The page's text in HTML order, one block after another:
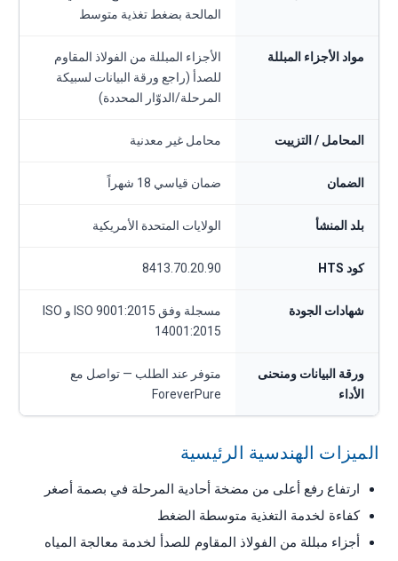
المالحة بضغط تغذية متوسط
مواد الأجزاء المبللة
الأجزاء المبللة من الفولاذ المقاوم
للصدأ (راجع ورقة البيانات لسبيكة
المرحلة/الدوّار المحددة)
المحامل / التزييت محامل غير معدنية
الضمان ضمان قياسي 18 شهراً
بلد المنشأ الولايات المتحدة الأمريكية
كود HTS 8413.70.20.90
شهادات الجودة
مسجلة وفق ISO 9001:2015 و ISO
14001:2015
ورقة البيانات ومنحنى
الأداء
متوفر عند الطلب — تواصل مع
ForeverPure
الميزات الهندسية الرئيسية
ارتفاع رفع أعلى من مضخة أحادية المرحلة في بصمة أصغر
كفاءة لخدمة التغذية متوسطة الضغط
أجزاء مبللة من الفولاذ المقاوم للصدأ لخدمة معالجة المياه